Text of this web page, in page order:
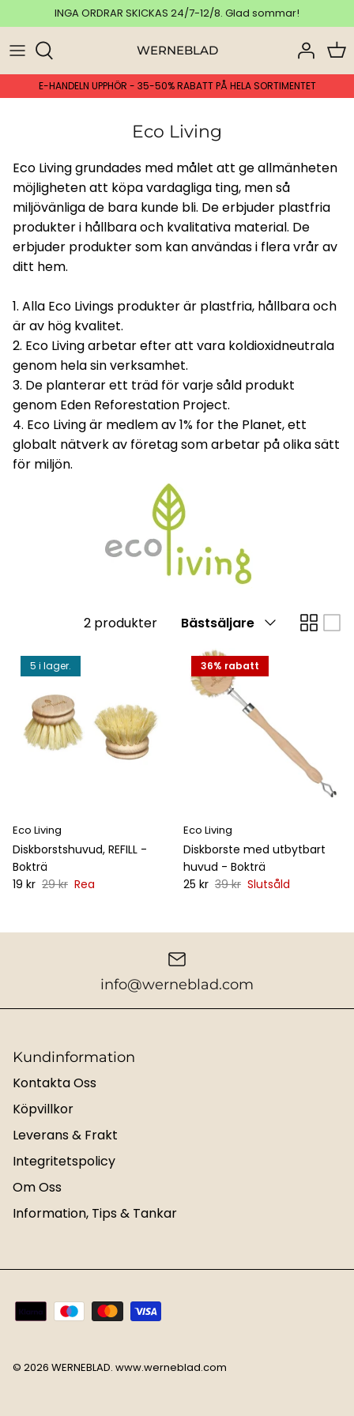
över
INGA ORDRAR SKICKAS 24/7-12/8. Glad sommar!
WERNEBLAD
Ansikte
Kroppsvård
Händer
Fötter
Munvård
Intim
Smink
ALLT
Schampo
Balsam
Hårkur & Behandling
Rakning
Hårborstar & Accessoarer
ALLT
Städ & Tvätt
Badrum
Kök
Övrigt - Hemmet
ALLT
D-G
M-R
S-Ö
1 i lager.
126 kr 229 kr Rea
E-HANDELN UPPHÖR - 35-50% RABATT PÅ HELA SORTIMENTET
Eco Living
Eco Living grundades med målet att ge allmänheten
möjligheten att köpa vardagliga ting, men så
miljövänliga de bara kunde bli. De erbjuder plastfria
produkter i hållbara och kvalitativa material. De
erbjuder produkter som kan användas i flera vrår av
ditt hem.
1. Alla Eco Livings produkter är plastfria, hållbara och
är av hög kvalitet.
2. Eco Living arbetar efter att vara koldioxidneutrala
genom hela sin verksamhet.
3. De planterar ett träd för varje såld produkt
genom Eden Reforestation Project.
4. Eco Living är medlem av 1% for the Planet, ett
globalt nätverk av företag som arbetar på olika sätt
för miljön.
2 produkter
Sortera
Bästsäljare
5 i lager.
Eco Living
Diskborstshuvud, REFILL -
Bokträ
19 kr 29 kr Rea
36% rabatt
Eco Living
Diskborste med utbytbart
huvud - Bokträ
25 kr 39 kr Slutsåld
info@werneblad.com
Kundinformation
Kontakta Oss
Köpvillkor
Leverans & Frakt
Integritetspolicy
Om Oss
Information, Tips & Tankar
© 2026 WERNEBLAD. www.werneblad.com